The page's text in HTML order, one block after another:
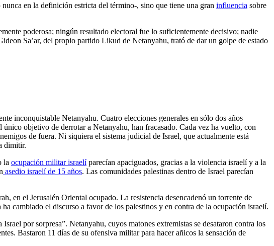
en la definición estricta del término-, sino que tiene una gran influencia sobre
poderosa; ningún resultado electoral fue lo suficientemente decisivo; nadie
Sa’ar, del propio partido Likud de Netanyahu, trató de dar un golpe de estado
inconquistable Netanyahu. Cuatro elecciones generales en sólo dos años
objetivo de derrotar a Netanyahu, han fracasado. Cada vez ha vuelto, con
de fuera. Ni siquiera el sistema judicial de Israel, que actualmente está
dimitir.
la ocupación militar israelíparecían apaciguados, gracias a la violencia israelí y a la
asedio israelí de 15 años. Las comunidades palestinas dentro de Israel parecían
en el Jerusalén Oriental ocupado. La resistencia desencadenó un torrente de
cambiado el discurso a favor de los palestinos y en contra de la ocupación israelí.
por sorpresa”. Netanyahu, cuyos matones extremistas se desataron contra los
Bastaron 11 días de su ofensiva militar para hacer añicos la sensación de